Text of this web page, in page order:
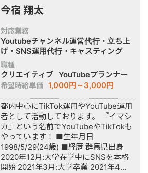
YouTubeを始めたい企業の支援をして
おります。 大阪府大阪市出身 同志社大
学 経済部 経済学科 卒 株式会社セプテ
ーニ 2年 独立しフリーランスとして4
年目 ■実績 ・YouTube最高動画再生数
290万再生数 ・YouTubeチャンネル登
録者数2,5万人 ・企業YouTube動画制
作1000本以上納品
今宿 翔太
対応業務
Youtubeチャンネル運営代行・立ち上
げ・SNS運用代行・キャスティング
職種
クリエイティブ YouTubeプランナー
希望時給単価 1,000円～3,000円
都内中心にTikTok運用やYouTube運用
者として活動しております。 『イマシ
カ』という名前でYouTubeやTikTokも
やっています！ ■生年月日
1998/5/29(24歳) ■経歴 群馬県出身
2020年12月:大学在学中にSNSを本格
開始 2021年3月:大学卒業 2021年4